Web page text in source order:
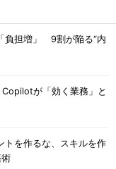
負担増」 9割が陥る“内
が「効く業務」と
トを作るな、スキルを作